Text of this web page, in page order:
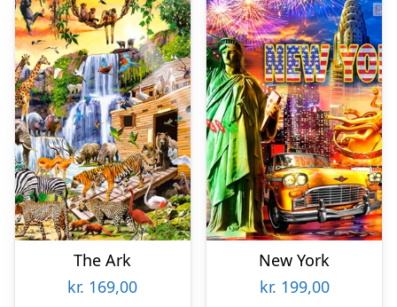
The Ark
kr. 169,00
New York
kr. 199,00